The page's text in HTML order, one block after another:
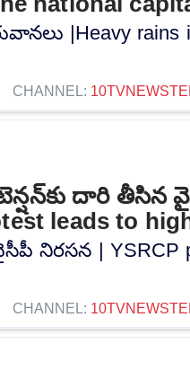
|Heavy rains
CHANNEL:
దారి తీసిన
leads to
నిరసన | YSRCP
CHANNEL: